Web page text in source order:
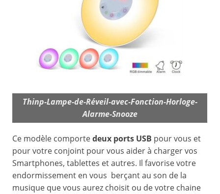
Thinp-Lampe-de-Réveil-avec-Fonction-Horloge-
Alarme-Snooze
Ce modèle comportedeux ports USB pour vous et
pour votre conjoint pour vous aider à charger vos
Smartphones, tablettes et autres. Il favorise votre
endormissement en vous berçant au son de la
musique que vous aurez choisit ou de votre chaine